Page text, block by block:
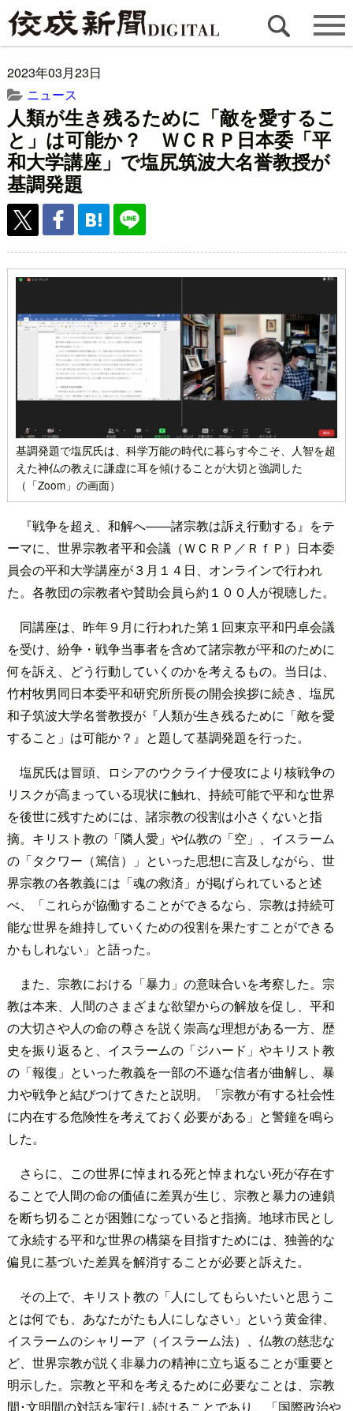
2023年03月23日
ニュース
人類が生き残るために「敵を愛するこ
と」は可能か？ ＷＣＲＰ日本委「平
和大学講座」で塩尻筑波大名誉教授が
基調発題
基調発題で塩尻氏は、科学万能の時代に暮らす今こそ、人智を超
えた神仏の教えに謙虚に耳を傾けることが大切と強調した
（「Zoom」の画面）
『戦争を超え、和解へ――諸宗教は訴え行動する』をテ
ーマに、世界宗教者平和会議（ＷＣＲＰ／ＲｆＰ）日本委
員会の平和大学講座が３月１４日、オンラインで行われ
た。各教団の宗教者や賛助会員ら約１００人が視聴した。
同講座は、昨年９月に行われた第１回東京平和円卓会議
を受け、紛争・戦争当事者を含めて諸宗教が平和のために
何を訴え、どう行動していくのかを考えるもの。当日は、
竹村牧男同日本委平和研究所所長の開会挨拶に続き、塩尻
和子筑波大学名誉教授が『人類が生き残るために「敵を愛
すること」は可能か？』と題して基調発題を行った。
塩尻氏は冒頭、ロシアのウクライナ侵攻により核戦争の
リスクが高まっている現状に触れ、持続可能で平和な世界
を後世に残すためには、諸宗教の役割は小さくないと指
摘。キリスト教の「隣人愛」や仏教の「空」、イスラーム
の「タクワー（篤信）」といった思想に言及しながら、世
界宗教の各教義には「魂の救済」が掲げられていると述
べ、「これらが協働することができるなら、宗教は持続可
能な世界を維持していくための役割を果たすことができる
かもしれない」と語った。
また、宗教における「暴力」の意味合いを考察した。宗
教は本来、人間のさまざまな欲望からの解放を促し、平和
の大切さや人の命の尊さを説く崇高な理想がある一方、歴
史を振り返ると、イスラームの「ジハード」やキリスト教
の「報復」といった教義を一部の不遜な信者が曲解し、暴
力や戦争と結びつけてきたと説明。「宗教が有する社会性
に内在する危険性を考えておく必要がある」と警鐘を鳴ら
した。
さらに、この世界に悼まれる死と悼まれない死が存在す
ることで人間の命の価値に差異が生じ、宗教と暴力の連鎖
を断ち切ることが困難になっていると指摘。地球市民とし
て永続する平和な世界の構築を目指すためには、独善的な
偏見に基づいた差異を解消することが必要と訴えた。
その上で、キリスト教の「人にしてもらいたいと思うこ
とは何でも、あなたがたも人にしなさい」という黄金律、
イスラームのシャリーア（イスラーム法）、仏教の慈悲な
ど、世界宗教が説く非暴力の精神に立ち返ることが重要と
明示した。宗教と平和を考えるために必要なことは、宗教
間･文明間の対話を実行し続けることであり、「国際政治や